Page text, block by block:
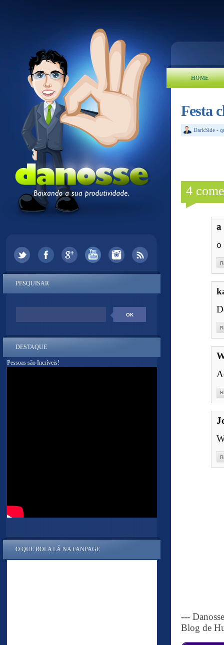
HOME
Festa
DarkSide -
4
a
o
---
Blog de
PESQUISAR
DESTAQUE
Pessoas são Incríveis!
O QUE ROLA LÁ NA FANPAGE